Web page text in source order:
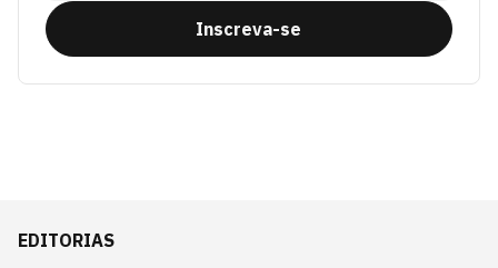
Inscreva-se
EDITORIAS